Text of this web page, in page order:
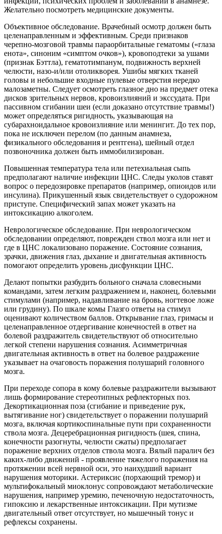
Желательно посмотреть медицинские документы.
Объективное обследование. Врачебный осмотр должен быть
целенаправленным и эффективным. Среди признаков
черепно-мозговой травмы параорбитальные гематомы («глаза
енота», синоним «симптом очков»), кровоподтеки за ушами
(признак Бэттла), гематотимпанум, подвижность верхней
челюсти, назо-и/или отоликворея. Ушибы мягких тканей
головы и небольшие входные пулевые отверстия нередко
малозаметны. Следует осмотреть глазное дно на предмет отека
дисков зрительных нервов, кровоизлияний и экссудата. При
пассивном сгибании шеи (если доказано отсутствие травмы!)
может определяться ригидность, указывающая на
субарахноидальное кровоизлияние или менингит. До тех пор,
пока не исключен перелом (по данным анамнеза,
физикального обследования и рентгена), шейный отдел
позвоночника должен быть иммобилизирован.
Повышенная температура тела или петехиальная сыпь
предполагают наличие инфекции ЦНС. Следы уколов ставят
вопрос о передозировке препаратов (например, опиоидов или
инсулина). Прикушенный язык свидетельствует о судорожном
приступе. Специфический запах может указать на
интоксикацию алкоголем.
Неврологическое обследование. При неврологическом
обследовании определяют, поврежден ствол мозга или нет и
где в ЦНС локализовано поражение. Состояние сознания,
зрачки, движения глаз, дыхание и двигательная активность
помогают определить уровень дисфункции ЦНС.
Делают попытки разбудить больного сначала словесными
командами, затем легким раздражением и, наконец, болевыми
стимулами (например, надавливание на бровь, ногтевое ложе
или грудину). По шкале комы Глазго ответы на стимул
оценивают количеством баллов. Открывание глаз, гримасы и
целенаправленное отдергивание конечностей в ответ на
болевой раздражитель свидетельствуют об относительно
легкой степени нарушения сознания. Асимметричная
двигательная активность в ответ на болевое раздражение
указывает на очаговость поражения полушарий головного
мозга.
При переходе сопора в кому болевые раздражители вызывают
лишь формирование стереотипных рефлекторных поз.
Декортикационная поза (сгибание и приведение рук,
вытягивание ног) свидетельствует о поражении полушарий
мозга, включая кортикоспинальные пути при сохраненности
ствола мозга. Децеребрационная ригидность (шея, спина,
конечности разогнуты, челюсти сжаты) предполагает
поражение верхних отделов ствола мозга. Вялый паралич без
каких-либо движений - проявление тяжелого поражения на
протяжении всей нервной оси, это наихудший вариант
нарушения моторики. Астериксис (порхающий тремор) и
мультифокальный миоклонус сопровождают метаболические
нарушения, например уремию, печеночную недостаточность,
гипоксию и лекарственные интоксикации. При мутизме
двигательный ответ отсутствует, но мышечный тонус и
рефлексы сохранены.